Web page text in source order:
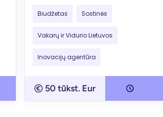
Biudžetas Sostinės
Vakarų ir Vidurio Lietuvos
Inovacijų agentūra
50 tūkst. Eur